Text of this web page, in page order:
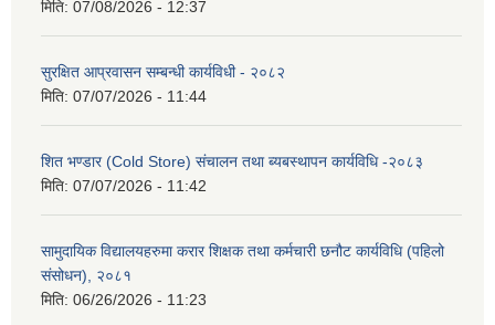
मिति: 07/08/2026 - 12:37
सुरक्षित आप्रवासन सम्बन्धी कार्यविधी - २०८२
मिति: 07/07/2026 - 11:44
शित भण्डार (Cold Store) संचालन तथा ब्यबस्थापन कार्यविधि -२०८३
मिति: 07/07/2026 - 11:42
सामुदायिक विद्यालयहरुमा करार शिक्षक तथा कर्मचारी छनौट कार्यविधि (पहिलो
संसोधन), २०८१
मिति: 06/26/2026 - 11:23